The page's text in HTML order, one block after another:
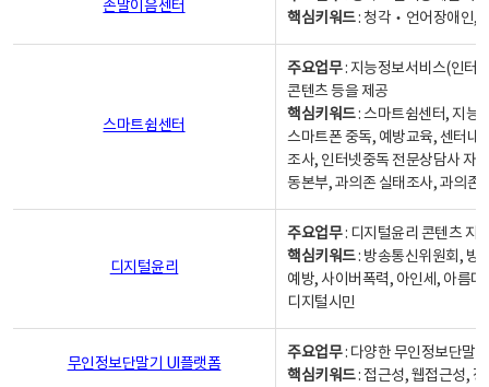
손말이음센터
핵심키워드: 청각‧언어장애인,
스마트쉼센터
주요업무: 지능정보서비스(인터
콘텐츠 등을 제공
핵심키워드: 스마트쉼센터, 지능
스마트폰 중독, 예방교육, 센터내
조사, 인터넷중독 전문상담사 자
동본부, 과의존 실태조사, 과의존
디지털윤리
주요업무: 디지털윤리 콘텐츠 지
핵심키워드: 방송통신위원회, 방
예방, 사이버폭력, 아인세, 아름
디지털시민
무인정보단말기 UI플랫폼
주요업무: 다양한 무인정보단말
핵심키워드: 접근성, 웹접근성,